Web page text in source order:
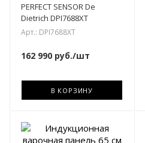
PERFECT SENSOR De
Dietrich DPI7688XT
Арт.: DPI7688XT
162 990 руб./шт
В КОРЗИНУ